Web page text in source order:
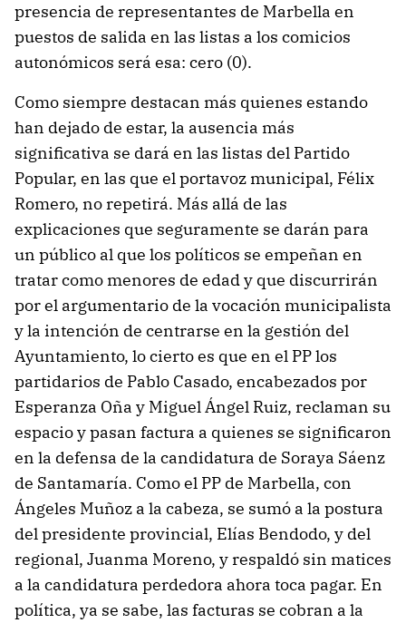
presencia de representantes de Marbella en
puestos de salida en las listas a los comicios
autonómicos será esa: cero (0).
Como siempre destacan más quienes estando
han dejado de estar, la ausencia más
significativa se dará en las listas del Partido
Popular, en las que el portavoz municipal, Félix
Romero, no repetirá. Más allá de las
explicaciones que seguramente se darán para
un público al que los políticos se empeñan en
tratar como menores de edad y que discurrirán
por el argumentario de la vocación municipalista
y la intención de centrarse en la gestión del
Ayuntamiento, lo cierto es que en el PP los
partidarios de Pablo Casado, encabezados por
Esperanza Oña y Miguel Ángel Ruiz, reclaman su
espacio y pasan factura a quienes se significaron
en la defensa de la candidatura de Soraya Sáenz
de Santamaría. Como el PP de Marbella, con
Ángeles Muñoz a la cabeza, se sumó a la postura
del presidente provincial, Elías Bendodo, y del
regional, Juanma Moreno, y respaldó sin matices
a la candidatura perdedora ahora toca pagar. En
política, ya se sabe, las facturas se cobran a la